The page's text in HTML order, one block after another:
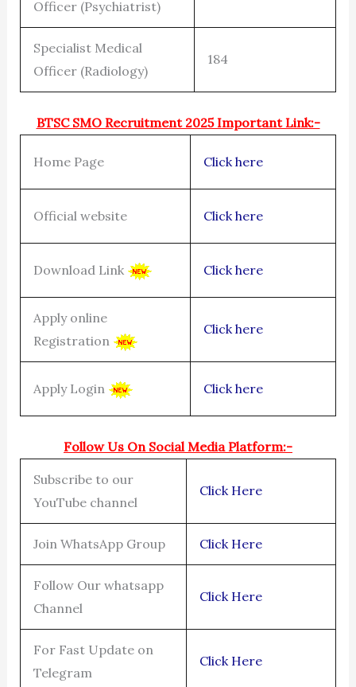
Officer (Psychiatrist)
Specialist Medical
Officer (Radiology)
184
BTSC SMO Recruitment 2025 Important Link:-
Home Page Click here
Official website Click here
Download Link Click here
Apply online
Registration
Click here
Apply Login Click here
Follow Us On Social Media Platform:-
Subscribe to our
YouTube channel
Click Here
Join WhatsApp Group Click Here
Follow Our whatsapp
Channel
Click Here
For Fast Update on
Telegram
Click Here